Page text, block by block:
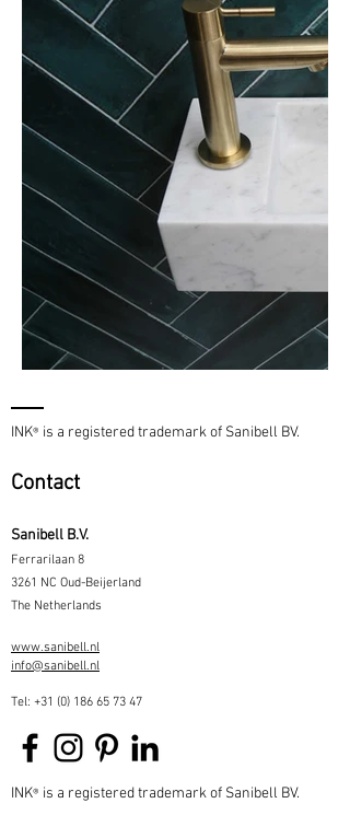
INK® is a registered trademark of Sanibell BV.
Contact
Sanibell B.V.
Ferrarilaan 8
3261 NC Oud-Beijerland
The Netherlands
www.sanibell.nl
info@sanibell.nl
Tel: +31 (0) 186 65 73 47
INK® is a registered trademark of Sanibell BV.